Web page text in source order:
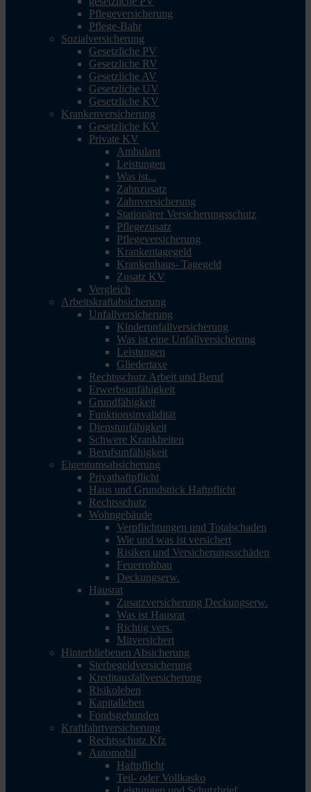
Pflegeversicherung
Pflege-Bahr
Sozialversicherung
Gesetzliche PV
Gesetzliche RV
Gesetzliche AV
Gesetzliche UV
Gesetzliche KV
Krankenversicherung
Gesetzliche KV
Private KV
Ambulant
Leistungen
Was ist...
Zahnzusatz
Zahnversicherung
Stationärer Versicherungsschutz
Pflegezusatz
Pflegeversicherung
Krankentagegeld
Krankenhaus- Tagegeld
Zusatz KV
Vergleich
Arbeitskraftabsicherung
Unfallversicherung
Kinderunfallversicherung
Was ist eine Unfallversicherung
Leistungen
Gliedertaxe
Rechtsschutz Arbeit und Beruf
Erwerbsunfähigkeit
Grundfähigkeit
Funktionsinvalidität
Dienstunfähigkeit
Schwere Krankheiten
Berufsunfähigkeit
Eigentumsabsicherung
Privathaftpflicht
Haus und Grundstück Haftpflicht
Rechtsschutz
Wohngebäude
Verpflichtungen und Totalschaden
Wie und was ist versichert
Risiken und Versicherungsschäden
Feuerrohbau
Deckungserw.
Hausrat
Zusatzversicherung Deckungserw.
Was ist Hausrat
Richtig vers.
Mitversichert
Hinterbliebenen Absicherung
Sterbegeldversicherung
Kreditausfallversicherung
Risikoleben
Kapitalleben
Fondsgebunden
Kraftfahrtversicherung
Rechtsschutz Kfz
Automobil
Haftpflicht
Teil- oder Vollkasko